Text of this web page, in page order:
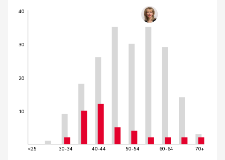
10
20
30
40
<25 30-34 40-44 50-54 60-64 70+